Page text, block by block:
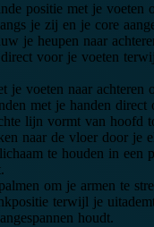
positie met je voeten
je zij en je core
je heupen naar
voor je voeten
je voeten naar achteren
met je handen direct
lijn vormt van hoofd
naar de vloer door je
te houden in een
om je armen te
terwijl je
houdt.